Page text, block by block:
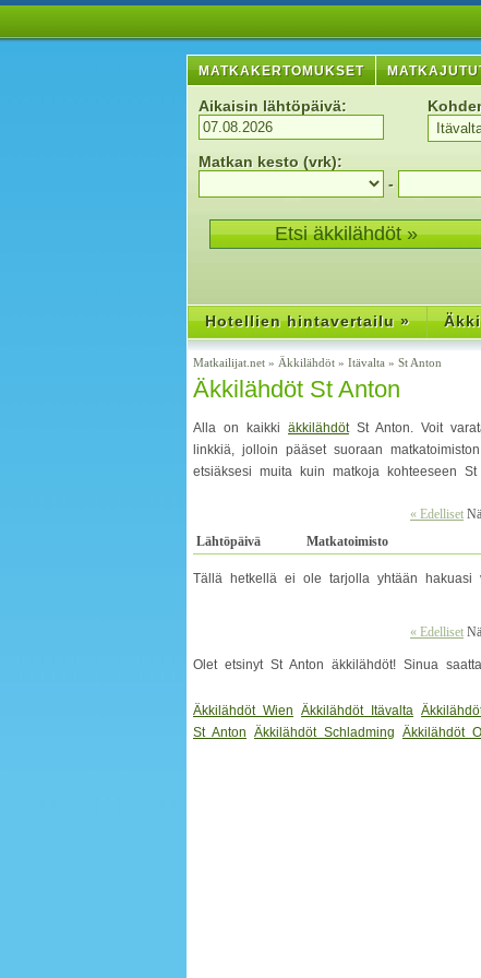
MATKAKERTOMUKSET
Aikaisin lähtöpäivä:
Matkan kesto (vrk):
-
Hotellien hintavertailu »
Matkailijat.net » Äkkilähdöt » Itävalta » St Anton
Äkkilähdöt St Anton
Alla on kaikki äkkilähdötSt Anton. Voit
linkkiä, jolloin pääset suoraan
etsiäksesi muita kuin matkoja kohteeseen St
« Edelliset
Lähtöpäivä
Matkatoimisto
Tällä hetkellä ei ole tarjolla yhtään hakuasi
« Edelliset
Olet etsinyt St Anton äkkilähdöt! Sinua
Äkkilähdöt Wien Äkkilähdöt Itävalta
St Anton Äkkilähdöt Schladming Äkkilähdöt